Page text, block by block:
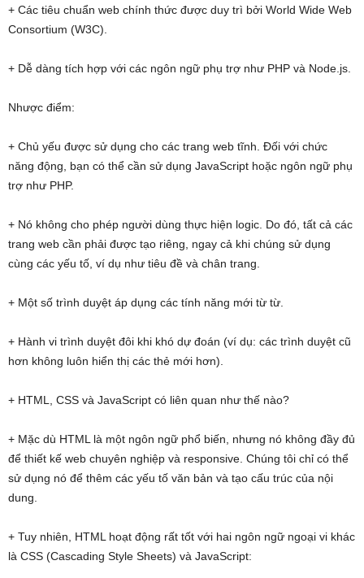
+ Các tiêu chuẩn web chính thức được duy trì bởi World Wide Web
Consortium (W3C).
+ Dễ dàng tích hợp với các ngôn ngữ phụ trợ như PHP và Node.js.
Nhược điểm:
+ Chủ yếu được sử dụng cho các trang web tĩnh. Đối với chức
năng động, bạn có thể cần sử dụng JavaScript hoặc ngôn ngữ phụ
trợ như PHP.
+ Nó không cho phép người dùng thực hiện logic. Do đó, tất cả các
trang web cần phải được tạo riêng, ngay cả khi chúng sử dụng
cùng các yếu tố, ví dụ như tiêu đề và chân trang.
+ Một số trình duyệt áp dụng các tính năng mới từ từ.
+ Hành vi trình duyệt đôi khi khó dự đoán (ví dụ: các trình duyệt cũ
hơn không luôn hiển thị các thẻ mới hơn).
+ HTML, CSS và JavaScript có liên quan như thế nào?
+ Mặc dù HTML là một ngôn ngữ phổ biến, nhưng nó không đầy đủ
để thiết kế web chuyên nghiệp và responsive. Chúng tôi chỉ có thể
sử dụng nó để thêm các yếu tố văn bản và tạo cấu trúc của nội
dung.
+ Tuy nhiên, HTML hoạt động rất tốt với hai ngôn ngữ ngoại vi khác
là CSS (Cascading Style Sheets) và JavaScript: